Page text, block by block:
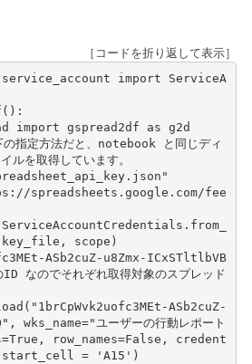
［コードを折り返して表示］
import
ServiceA
():
import gspread2df as g2d
定方法だと、notebook と同じディ
ルを取得しています。
spreadsheets.google.com/fee
ServiceAccountCredentials . from_
key_file , scope )
ASb2cuZ-u8Zmx-ICxSTltlbVB
なのでそれぞれ取得対象のスプレッド
( "1brCpWvk2uofc3MEt-ASb2cuZ-
, wks_name="ユーザーの行動レポート
=True , row_names=False ,
credent
start_cell = 'A15' )